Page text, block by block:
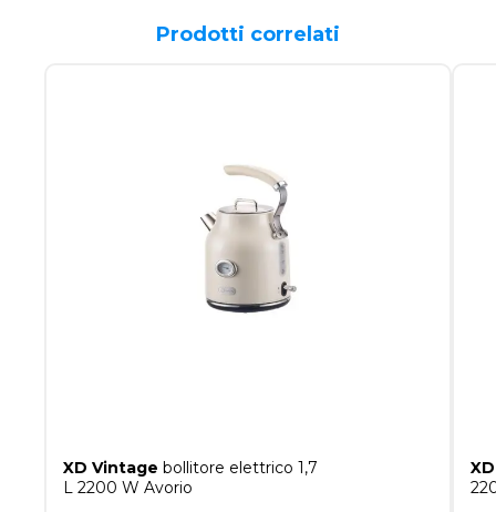
Prodotti correlati
XD Vintage bollitore elettrico 1,7
L 2200 W Avorio